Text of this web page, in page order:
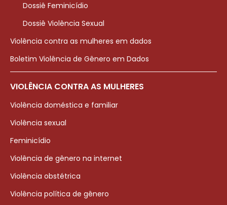
Dossiê Feminicídio
Dossiê Violência Sexual
Violência contra as mulheres em dados
Boletim Violência de Gênero em Dados
VIOLÊNCIA CONTRA AS MULHERES
Violência doméstica e familiar
Violência sexual
Feminicídio
Violência de gênero na internet
Violência obstétrica
Violência política de gênero